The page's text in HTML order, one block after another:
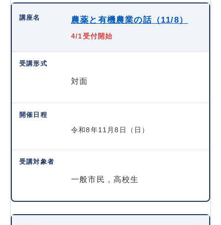
農薬と有機農業の話（11/8）
4/1受付開始
対面
令和8年11月8日（日）
一般市民，高校生